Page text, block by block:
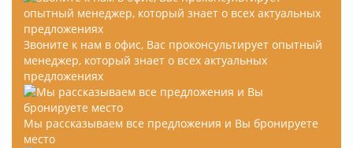
Звоните к нам в офис, Вас проконсультирует опытный
менеджер, который знает о всех актуальных
предложениях
Мы рассказываем все предложения и Вы бронируете
место